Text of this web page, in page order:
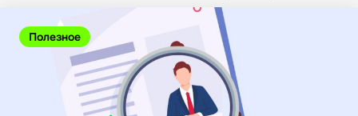
Полезное